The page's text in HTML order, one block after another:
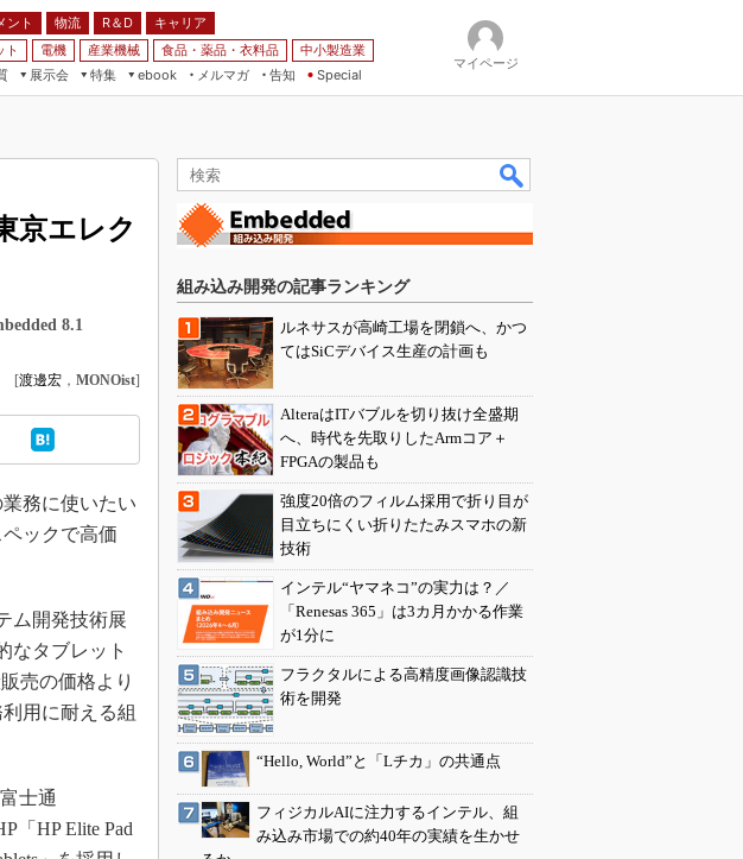
ント 物流 R＆D
キャリア
ト 電機 産業機械 食品・薬品・衣料品
中小製造業
展示会
特集
ebook
メルマガ
告知 Special
マイページ
京エレク
8.1
[渡邊宏 ， MONOist]
務に使いたい
ックで高価
ム開発技術展
なタブレット
売の価格より
用に耐える組
士通
「HP Elite Pad
組み込み開発の記事ランキング
ルネサスが高崎工場を閉鎖へ、かつ
てはSiCデバイス生産の計画も
AlteraはITバブルを切り抜け全盛期
へ、時代を先取りしたArmコア＋
FPGAの製品も
強度20倍のフィルム採用で折り目が
目立ちにくい折りたたみスマホの新
技術
インテル“ヤマネコ”の実力は？／
「Renesas 365」は3カ月かかる作業
が1分に
フラクタルによる高精度画像認識技
術を開発
“Hello, World”と「Lチカ」の共通点
フィジカルAIに注力するインテル、組
み込み市場での約40年の実績を生かせ